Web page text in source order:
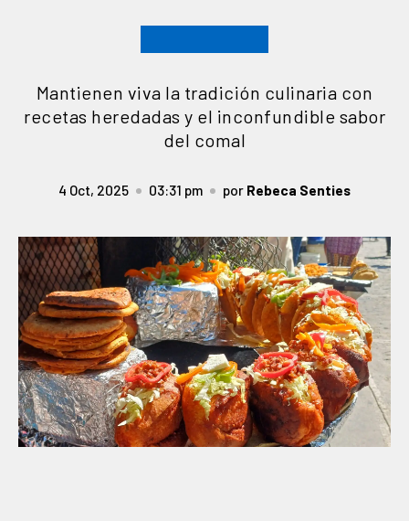
Mantienen viva la tradición culinaria con
recetas heredadas y el inconfundible sabor
del comal
4 Oct, 2025 03:31 pm por Rebeca Senties